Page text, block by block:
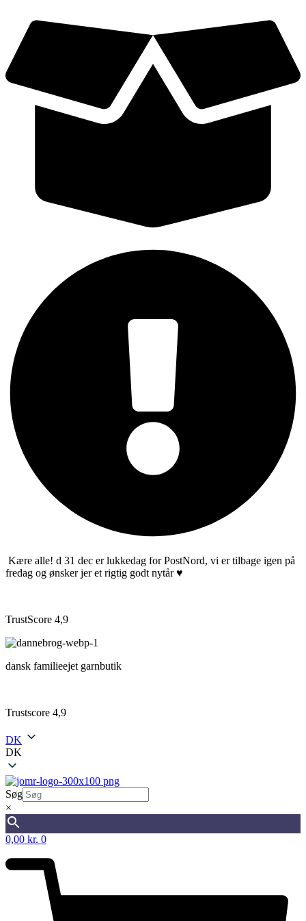
indhold
Kære alle! d 31 dec er lukkedag for PostNord, vi er tilbage igen på
fredag og ønsker jer et rigtig godt nytår ♥️
TrustScore 4,9
dansk familieejet garnbutik
Trustscore 4,9
DK
DK
Søg
×
0,00 kr. 0